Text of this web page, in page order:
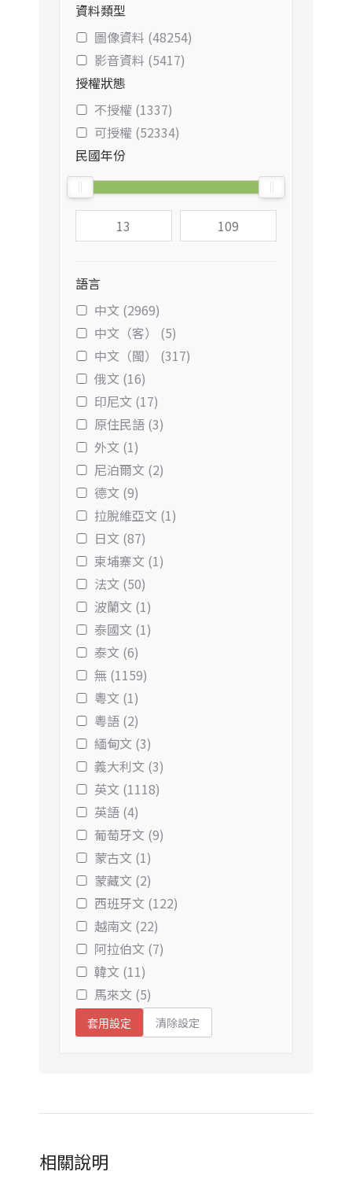
資料類型
圖像資料 (48254)
影音資料 (5417)
授權狀態
不授權 (1337)
可授權 (52334)
民國年份
語言
中文 (2969)
中文（客） (5)
中文（閩） (317)
俄文 (16)
印尼文 (17)
原住民語 (3)
外文 (1)
尼泊爾文 (2)
德文 (9)
拉脫維亞文 (1)
日文 (87)
柬埔寨文 (1)
法文 (50)
波蘭文 (1)
泰國文 (1)
泰文 (6)
無 (1159)
粵文 (1)
粵語 (2)
緬甸文 (3)
義大利文 (3)
英文 (1118)
英語 (4)
葡萄牙文 (9)
蒙古文 (1)
蒙藏文 (2)
西班牙文 (122)
越南文 (22)
阿拉伯文 (7)
韓文 (11)
馬來文 (5)
套用設定 清除設定
相關說明